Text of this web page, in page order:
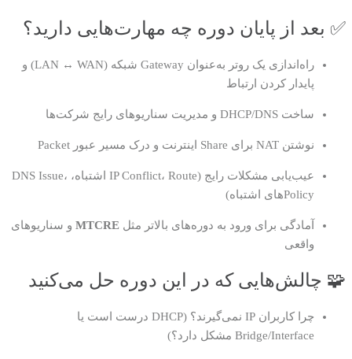
✅ بعد از پایان دوره چه مهارت‌هایی دارید؟
راه‌اندازی یک روتر به‌عنوان Gateway شبکه (LAN ↔ WAN) و
پایدار کردن ارتباط
ساخت DHCP/DNS و مدیریت سناریوهای رایج شرکت‌ها
نوشتن NAT برای Share اینترنت و درک مسیر عبور Packet
عیب‌یابی مشکلات رایج (IP Conflict، Route اشتباه، DNS Issue،
Policyهای اشتباه)
آمادگی برای ورود به دوره‌های بالاتر مثل MTCRE و سناریوهای
واقعی
🧩 چالش‌هایی که در این دوره حل می‌کنید
چرا کاربران IP نمی‌گیرند؟ (DHCP درست است یا
Bridge/Interface مشکل دارد؟)